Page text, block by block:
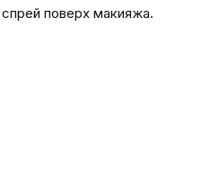
поверх макияжа.